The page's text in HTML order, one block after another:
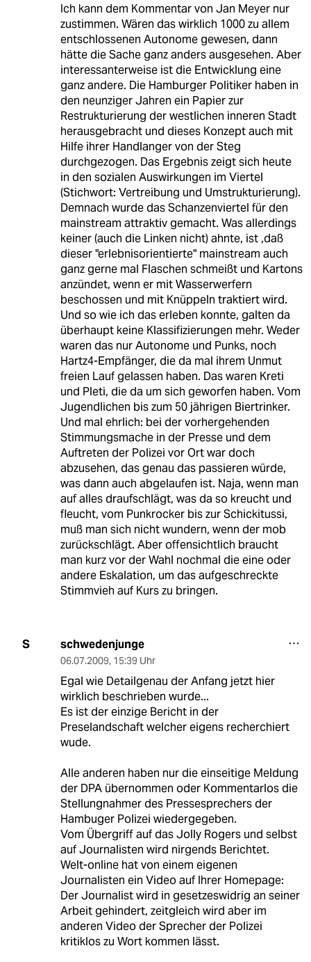
Ich kann dem Kommentar von Jan Meyer nur
zustimmen. Wären das wirklich 1000 zu allem
entschlossenen Autonome gewesen, dann
hätte die Sache ganz anders ausgesehen. Aber
interessanterweise ist die Entwicklung eine
ganz andere. Die Hamburger Politiker haben in
den neunziger Jahren ein Papier zur
Restrukturierung der westlichen inneren Stadt
herausgebracht und dieses Konzept auch mit
Hilfe ihrer Handlanger von der Steg
durchgezogen. Das Ergebnis zeigt sich heute
in den sozialen Auswirkungen im Viertel
(Stichwort: Vertreibung und Umstrukturierung).
Demnach wurde das Schanzenviertel für den
mainstream attraktiv gemacht. Was allerdings
keiner (auch die Linken nicht) ahnte, ist ,daß
dieser "erlebnisorientierte" mainstream auch
ganz gerne mal Flaschen schmeißt und Kartons
anzündet, wenn er mit Wasserwerfern
beschossen und mit Knüppeln traktiert wird.
Und so wie ich das erleben konnte, galten da
überhaupt keine Klassifizierungen mehr. Weder
waren das nur Autonome und Punks, noch
Hartz4-Empfänger, die da mal ihrem Unmut
freien Lauf gelassen haben. Das waren Kreti
und Pleti, die da um sich geworfen haben. Vom
Jugendlichen bis zum 50 jährigen Biertrinker.
Und mal ehrlich: bei der vorhergehenden
Stimmungsmache in der Presse und dem
Auftreten der Polizei vor Ort war doch
abzusehen, das genau das passieren würde,
was dann auch abgelaufen ist. Naja, wenn man
auf alles draufschlägt, was da so kreucht und
fleucht, vom Punkrocker bis zur Schickitussi,
muß man sich nicht wundern, wenn der mob
zurückschlägt. Aber offensichtlich braucht
man kurz vor der Wahl nochmal die eine oder
andere Eskalation, um das aufgeschreckte
Stimmvieh auf Kurs zu bringen.
S schwedenjunge
06.07.2009, 15:39 Uhr
Egal wie Detailgenau der Anfang jetzt hier
wirklich beschrieben wurde...
Es ist der einzige Bericht in der
Preselandschaft welcher eigens recherchiert
wude.
Alle anderen haben nur die einseitige Meldung
der DPA übernommen oder Kommentarlos die
Stellungnahmer des Pressesprechers der
Hambuger Polizei wiedergegeben.
Vom Übergriff auf das Jolly Rogers und selbst
auf Journalisten wird nirgends Berichtet.
Welt-online hat von einem eigenen
Journalisten ein Video auf Ihrer Homepage:
Der Journalist wird in gesetzeswidrig an seiner
Arbeit gehindert, zeitgleich wird aber im
anderen Video der Sprecher der Polizei
kritiklos zu Wort kommen lässt.